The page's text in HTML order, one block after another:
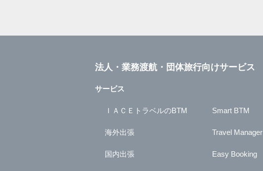
法人・業務渡航・団体旅行向けサービス
サービス
ＩＡＣＥトラベルのBTM
海外出張
国内出張
Smart BTM
Travel Manager
Easy Booking